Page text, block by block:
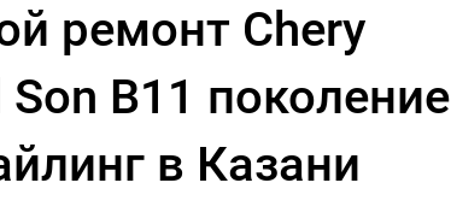
ремонт Chery
Son B11 поколение
в Казани